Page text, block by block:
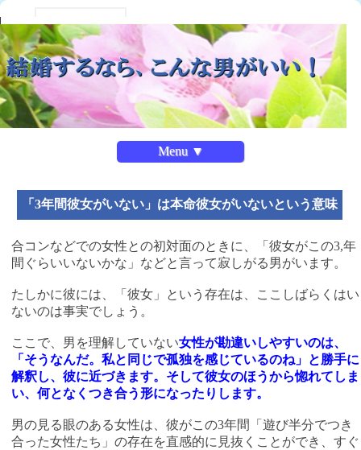
Menu ▼
「3年間彼女がいない」は本命彼女がいないという意味
合コンなどでの女性との初対面のときに、「彼女がこの3,年
間ぐらいいないかな」などと言って寂しがる男がいます。
たしかに彼には、「彼女」という存在は、ここしばらくはい
ないのは事実でしょう。
ここで、男を理解していない女性が勘違いしやすいのは、
「そうなんだ。私と同じで孤独を感じているのね」と勝手に
解釈し、彼に近づきます。そして彼女のほうから惚れてしま
い、何となくつき合う形になったりします。
男の見る眼のある女性は、彼がこの3年間「遊び半分でつき
合った女性たち」の存在を直感的に見抜くことができ、すぐ